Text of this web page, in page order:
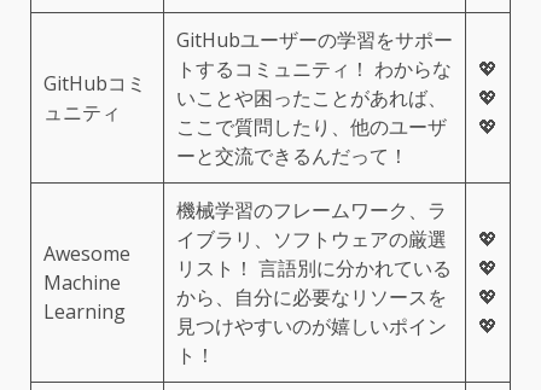
GitHubコミ
ュニティ
GitHubユーザーの学習をサポー
トするコミュニティ！ わからな
いことや困ったことがあれば、
ここで質問したり、他のユーザ
ーと交流できるんだって！
💖
💖
💖
Awesome
Machine
Learning
機械学習のフレームワーク、ラ
イブラリ、ソフトウェアの厳選
リスト！ 言語別に分かれている
から、自分に必要なリソースを
見つけやすいのが嬉しいポイン
ト！
💖
💖
💖
💖